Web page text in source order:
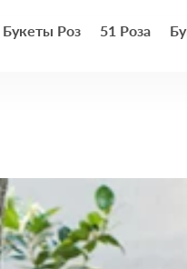
Букеты Роз 51 Роза